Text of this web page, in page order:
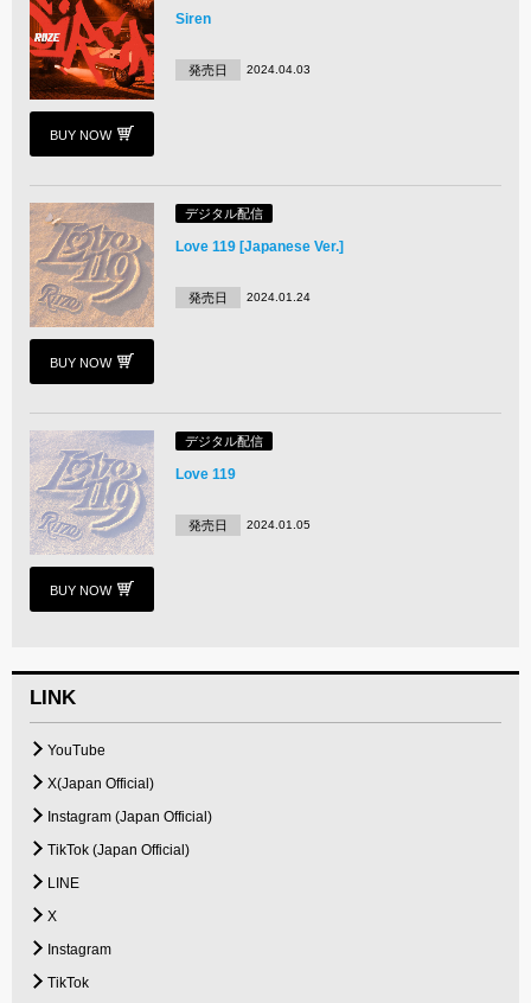
BUY NOW
Siren
発売日 2024.04.03
BUY NOW
デジタル配信
Love 119 [Japanese Ver.]
発売日 2024.01.24
BUY NOW
デジタル配信
Love 119
発売日 2024.01.05
LINK
YouTube
X(Japan Official)
Instagram (Japan Official)
TikTok (Japan Official)
LINE
X
Instagram
TikTok